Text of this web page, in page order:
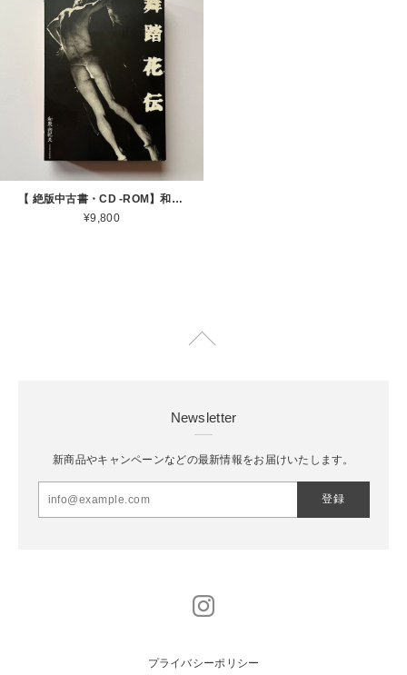
【 絶版中古書・CD -ROM】和栗由紀夫『舞踏花伝』(CD-ROM+BOOK) 1998年 ジャストシステム [3100199]
¥9,800
Newsletter
新商品やキャンペーンなどの最新情報をお届けいたします。
登録
プライバシーポリシー